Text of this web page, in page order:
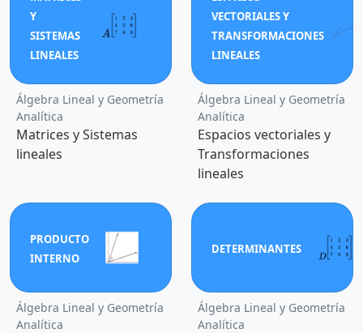
Y
SISTEMAS
LINEALES
Álgebra Lineal y Geometría
Analítica
Matrices y Sistemas
lineales
VECTORIALES Y
TRANSFORMACIONES
LINEALES
Álgebra Lineal y Geometría
Analítica
Espacios vectoriales y
Transformaciones
lineales
PRODUCTO
INTERNO
Álgebra Lineal y Geometría
Analítica
DETERMINANTES
Álgebra Lineal y Geometría
Analítica